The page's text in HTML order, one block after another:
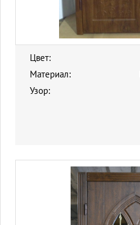
Цвет:
Материал:
Узор: